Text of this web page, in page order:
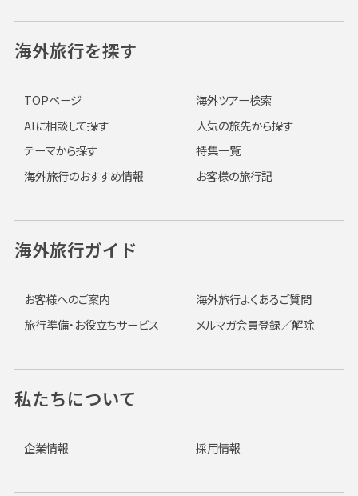
海外旅行を探す
TOPページ
海外ツアー検索
AIに相談して探す
人気の旅先から探す
テーマから探す
特集一覧
海外旅行のおすすめ情報
お客様の旅行記
海外旅行ガイド
お客様へのご案内
海外旅行よくあるご質問
旅行準備・お役立ちサービス
メルマガ会員登録／解除
私たちについて
企業情報 採用情報